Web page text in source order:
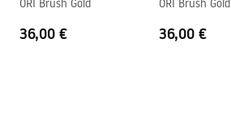
ORI Brush Gold
36,00 €
ORI Brush Gold
36,00 €